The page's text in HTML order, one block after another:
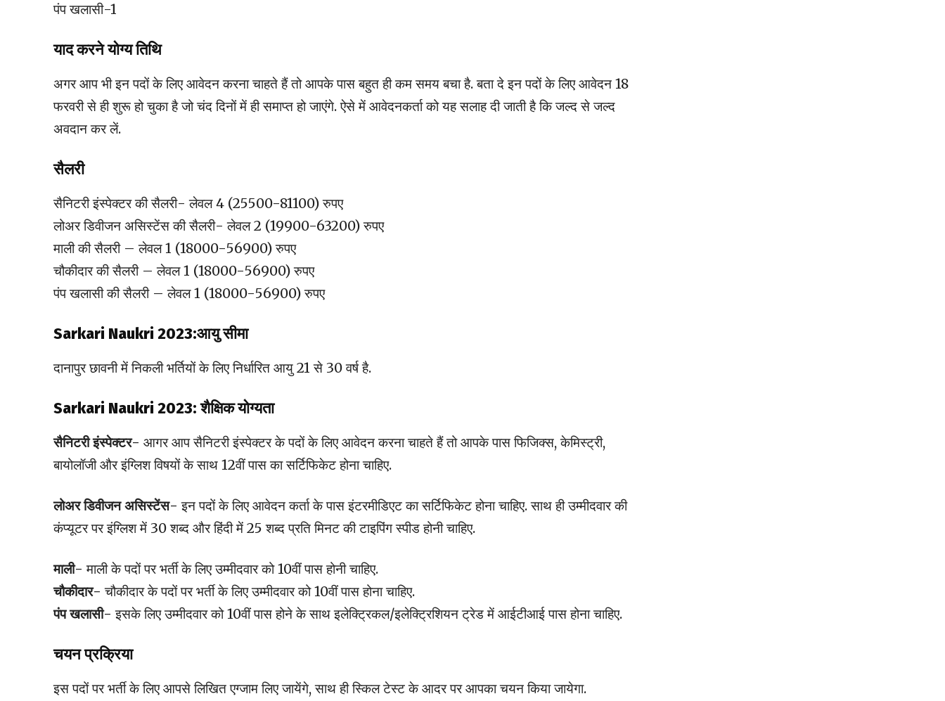
पंप खलासी-1
याद करने योग्य तिथि
अगर आप भी इन पदों के लिए आवेदन करना चाहते हैं तो आपके पास बहुत ही कम समय बचा है. बता दे इन पदों के लिए आवेदन 18
फरवरी से ही शुरू हो चुका है जो चंद दिनों में ही समाप्त हो जाएंगे. ऐसे में आवेदनकर्ता को यह सलाह दी जाती है कि जल्द से जल्द
अवदान कर लें.
सैलरी
सैनिटरी इंस्पेक्टर की सैलरी- लेवल 4 (25500-81100) रुपए
लोअर डिवीजन असिस्टेंस की सैलरी- लेवल 2 (19900-63200) रुपए
माली की सैलरी – लेवल 1 (18000-56900) रुपए
चौकीदार की सैलरी – लेवल 1 (18000-56900) रुपए
पंप खलासी की सैलरी – लेवल 1 (18000-56900) रुपए
Sarkari Naukri 2023:आयु सीमा
दानापुर छावनी में निकली भर्तियों के लिए निर्धारित आयु 21 से 30 वर्ष है.
Sarkari Naukri 2023: शैक्षिक योग्यता
सैनिटरी इंस्पेक्टर- आगर आप सैनिटरी इंस्पेक्टर के पदों के लिए आवेदन करना चाहते हैं तो आपके पास फिजिक्स, केमिस्ट्री,
बायोलॉजी और इंग्लिश विषयों के साथ 12वीं पास का सर्टिफिकेट होना चाहिए.
लोअर डिवीजन असिस्टेंस- इन पदों के लिए आवेदन कर्ता के पास इंटरमीडिएट का सर्टिफिकेट होना चाहिए. साथ ही उम्मीदवार की
कंप्यूटर पर इंग्लिश में 30 शब्द और हिंदी में 25 शब्द प्रति मिनट की टाइपिंग स्पीड होनी चाहिए.
माली- माली के पदों पर भर्ती के लिए उम्मीदवार को 10वीं पास होनी चाहिए.
चौकीदार-चौकीदार के पदों पर भर्ती के लिए उम्मीदवार को 10वीं पास होना चाहिए.
पंप खलासी- इसके लिए उम्मीदवार को 10वीं पास होने के साथ इलेक्ट्रिकल/इलेक्ट्रिशियन ट्रेड में आईटीआई पास होना चाहिए.
चयन प्रक्रिया
इस पदों पर भर्ती के लिए आपसे लिखित एग्जाम लिए जायेंगे, साथ ही स्किल टेस्ट के आदर पर आपका चयन किया जायेगा.